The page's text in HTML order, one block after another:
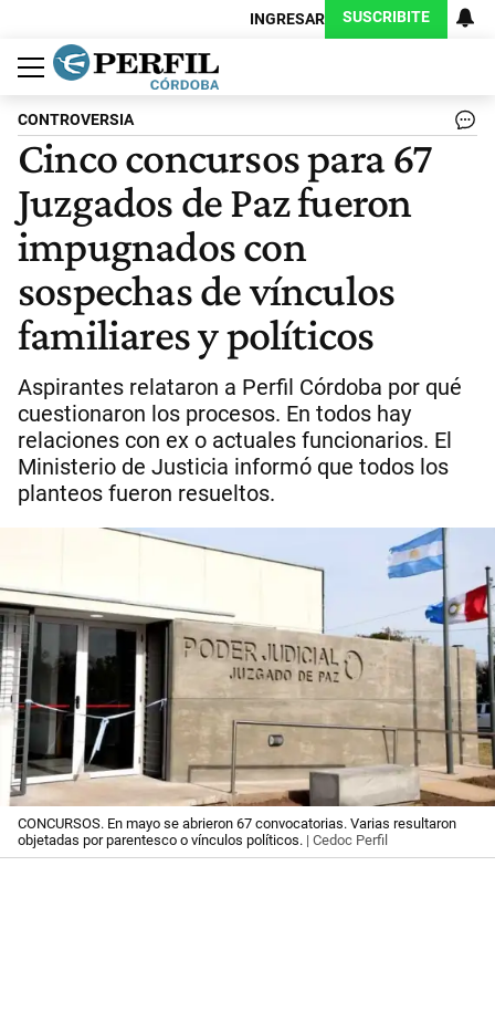
INGRESAR SUSCRIBITE
Política
Economía
Judiciales
Sociedad
Cultura
Espectáculos
Deportes
Protagonistas
CONTROVERSIA
Cinco concursos para 67
Juzgados de Paz fueron
impugnados con
sospechas de vínculos
familiares y políticos
Aspirantes relataron a Perfil Córdoba por qué
cuestionaron los procesos. En todos hay
relaciones con ex o actuales funcionarios. El
Ministerio de Justicia informó que todos los
planteos fueron resueltos.
CONCURSOS. En mayo se abrieron 67 convocatorias. Varias resultaron
objetadas por parentesco o vínculos políticos. | Cedoc Perfil